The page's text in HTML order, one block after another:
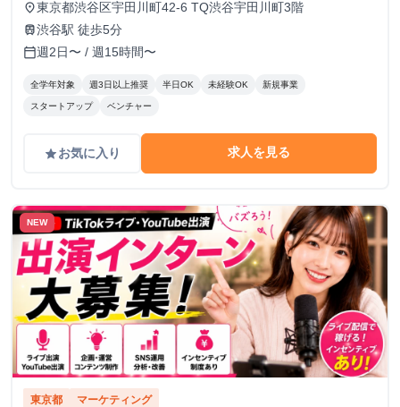
place東京都渋谷区宇田川町42-6 TQ渋谷宇田川町3階
train渋谷駅 徒歩5分
calendar_today週2日〜 / 週15時間〜
全学年対象 週3日以上推奨 半日OK 未経験OK 新規事業
スタートアップ ベンチャー
gradeお気に入り 求人を見る
NEW
東京都 マーケティング